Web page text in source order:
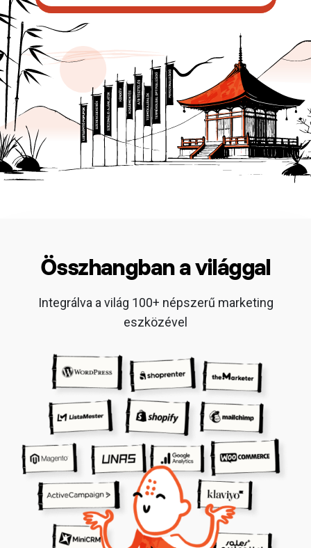
Összhangban a világgal
Integrálva a világ 100+ népszerű marketing
eszközével